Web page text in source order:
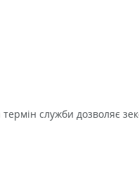
служби дозволяє